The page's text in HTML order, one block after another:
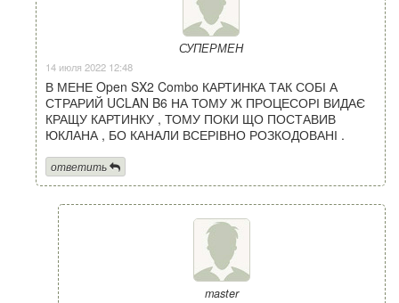
СУПЕРМЕН
14 июля 2022 12:48
В МЕНЕ Open SX2 Combo КАРТИНКА ТАК СОБІ А
СТРАРИЙ UCLAN B6 НА ТОМУ Ж ПРОЦЕСОРІ ВИДАЄ
КРАЩУ КАРТИНКУ , ТОМУ ПОКИ ЩО ПОСТАВИВ
ЮКЛАНА , БО КАНАЛИ ВСЕРІВНО РОЗКОДОВАНІ .
ответить
master